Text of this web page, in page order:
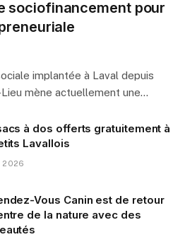
sociofinancement pour
implantée à Laval depuis
mène actuellement une…
à dos offerts gratuitement à
Lavallois
2026
Vous Canin est de retour
de la nature avec des